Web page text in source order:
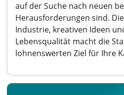
auf der Suche nach neuen
Herausforderungen sind.
Industrie, kreativen Ideen
Lebensqualität macht die
lohnenswerten Ziel für Ihre